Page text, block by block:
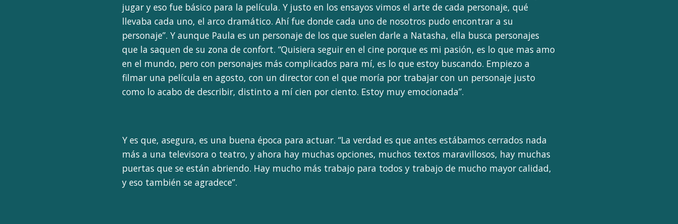
jugar y eso fue básico para la película. Y justo en los ensayos vimos el arte de cada personaje, qué
llevaba cada uno, el arco dramático. Ahí fue donde cada uno de nosotros pudo encontrar a su
personaje”. Y aunque Paula es un personaje de los que suelen darle a Natasha, ella busca personajes
que la saquen de su zona de confort. “Quisiera seguir en el cine porque es mi pasión, es lo que mas amo
en el mundo, pero con personajes más complicados para mí, es lo que estoy buscando. Empiezo a
filmar una película en agosto, con un director con el que moría por trabajar con un personaje justo
como lo acabo de describir, distinto a mí cien por ciento. Estoy muy emocionada”.
Y es que, asegura, es una buena época para actuar. “La verdad es que antes estábamos cerrados nada
más a una televisora o teatro, y ahora hay muchas opciones, muchos textos maravillosos, hay muchas
puertas que se están abriendo. Hay mucho más trabajo para todos y trabajo de mucho mayor calidad,
y eso también se agradece”.